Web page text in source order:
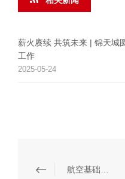
薪火赓续 共筑未来 | 锦天城
工作
2025-05-24